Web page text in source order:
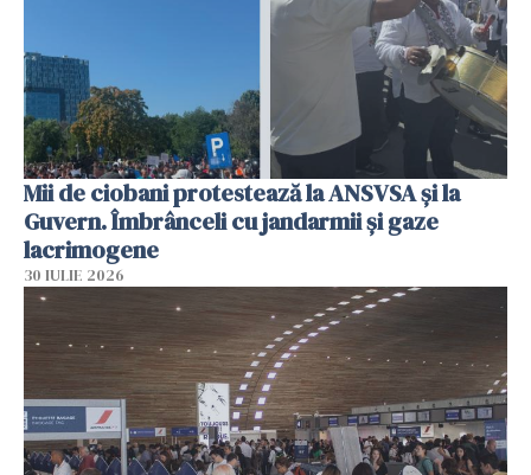
Mii de ciobani protestează la ANSVSA și la
Guvern. Îmbrânceli cu jandarmii și gaze
lacrimogene
30 IULIE 2026